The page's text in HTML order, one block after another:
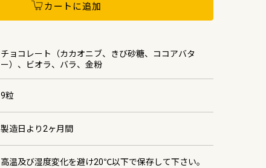
カートに追加
チョコレート（カカオニブ、きび砂糖、ココアバタ
ー）、ビオラ、バラ、金粉
9粒
製造日より2ヶ月間
高温及び湿度変化を避け20℃以下で保存して下さい。